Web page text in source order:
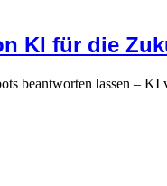
KI für die
beantworten lassen –